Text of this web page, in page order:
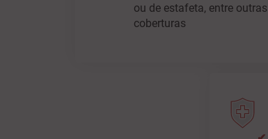
ou de estafeta, entre outras
coberturas